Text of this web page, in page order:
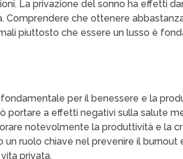
La privazione del sonno ha effetti
Comprendere che ottenere
piuttosto che essere un lusso è
per il benessere e la
portare a effetti negativi sulla salute
notevolmente la produttività e la
un ruolo chiave nel prevenire il burnout
privata.